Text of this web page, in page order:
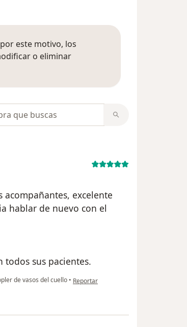
este motivo, los
o eliminar
excelente
hablar de nuevo con el
todos sus pacientes.
de vasos del cuello • en opinión del usuario Cuenta eliminada
Reportar